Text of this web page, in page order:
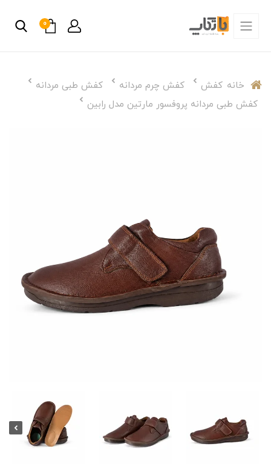
0
خانه کفش کفش چرم مردانه
کفش طبی مردانه
کفش طبی مردانه پروفسور مارتین مدل رابین